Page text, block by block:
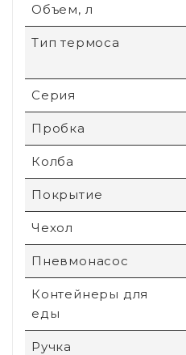
Объем, л
Тип термоса
Серия
Пробка
Колба
Покрытие
Чехол
Пневмонасос
Контейнеры для
еды
Ручка